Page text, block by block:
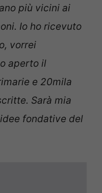
più vicini ai
Io ho ricevuto
vorrei
aperto il
e 20mila
Sarà mia
fondative del